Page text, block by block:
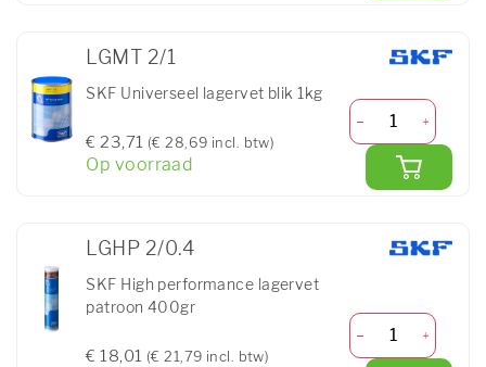
LGMT 2/1
SKF Universeel lagervet blik 1kg
€ 23,71 (€ 28,69 incl. btw)
Op voorraad
LGHP 2/0.4
SKF High performance lagervet
patroon 400gr
€ 18,01 (€ 21,79 incl. btw)